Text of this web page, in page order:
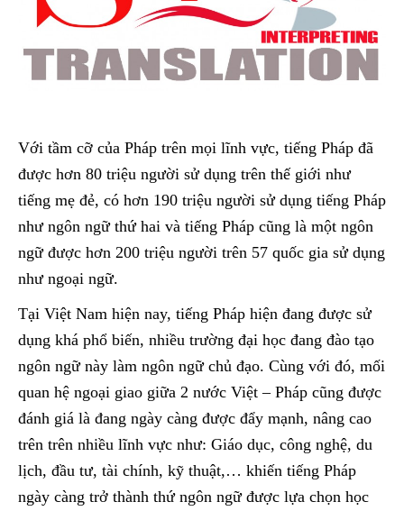
Với tầm cỡ của Pháp trên mọi lĩnh vực, tiếng Pháp đã
được hơn 80 triệu người sử dụng trên thế giới như
tiếng mẹ đẻ, có hơn 190 triệu người sử dụng tiếng Pháp
như ngôn ngữ thứ hai và tiếng Pháp cũng là một ngôn
ngữ được hơn 200 triệu người trên 57 quốc gia sử dụng
như ngoại ngữ.
Tại Việt Nam hiện nay, tiếng Pháp hiện đang được sử
dụng khá phổ biến, nhiều trường đại học đang đào tạo
ngôn ngữ này làm ngôn ngữ chủ đạo. Cùng với đó, mối
quan hệ ngoại giao giữa 2 nước Việt – Pháp cũng được
đánh giá là đang ngày càng được đẩy mạnh, nâng cao
trên trên nhiều lĩnh vực như: Giáo dục, công nghệ, du
lịch, đầu tư, tài chính, kỹ thuật,… khiến tiếng Pháp
ngày càng trở thành thứ ngôn ngữ được lựa chọn học